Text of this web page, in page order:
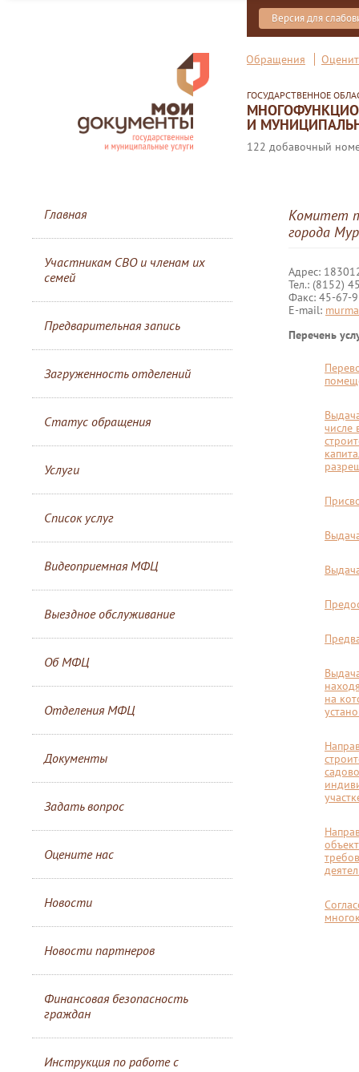
Версия для
Обращения
ГОСУДАРСТВЕННОЕ
И
122 добавочный
Главная
Участникам СВО и членам их
семей
Предварительная запись
Загруженность отделений
Статус обращения
Услуги
Список услуг
Видеоприемная МФЦ
Выездное обслуживание
Об МФЦ
Отделения МФЦ
Документы
Задать вопрос
Оцените нас
Новости
Новости партнеров
Финансовая безопасность
граждан
Инструкция по работе с
Комитет
города
Адрес:
Тел.: (8152)
Факс: 45-67-
E-mail:
Перечень
числе
на